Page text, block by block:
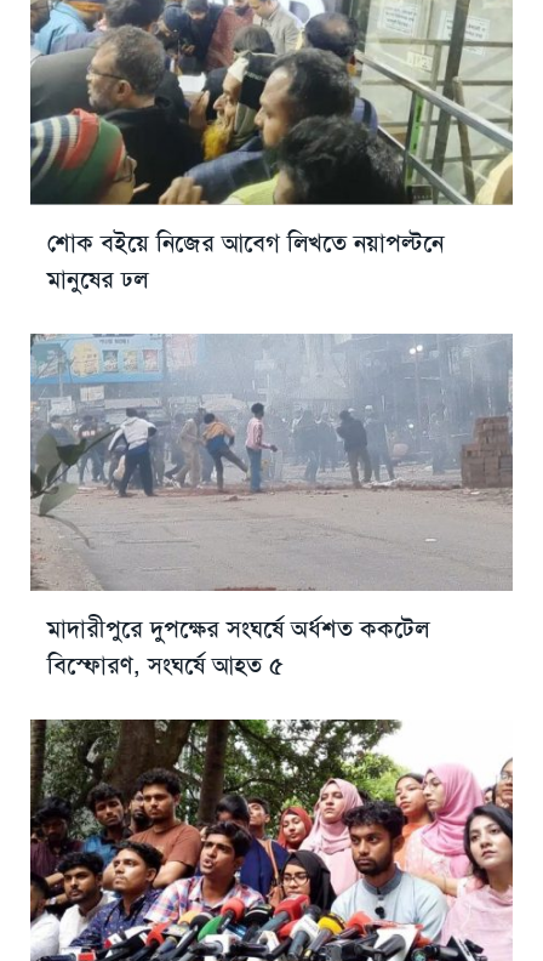
শোক বইয়ে নিজের আবেগ লিখতে নয়াপল্টনে
মানুষের ঢল
মাদারীপুরে দুপক্ষের সংঘর্ষে অর্ধশত ককটেল
বিস্ফোরণ, সংঘর্ষে আহত ৫